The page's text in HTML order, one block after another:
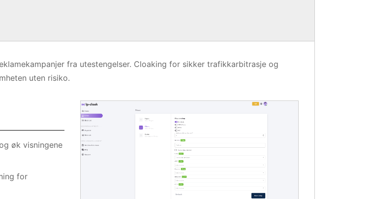
fra utestengelser. Cloaking for sikker trafikkarbitrasje og
uten risiko.
øk visningene
for